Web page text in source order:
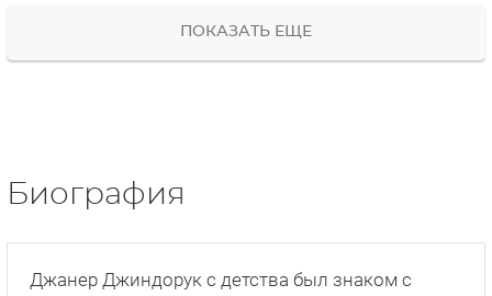
ПОКАЗАТЬ ЕЩЕ
Биография
Джанер Джиндорук с детства был знаком с